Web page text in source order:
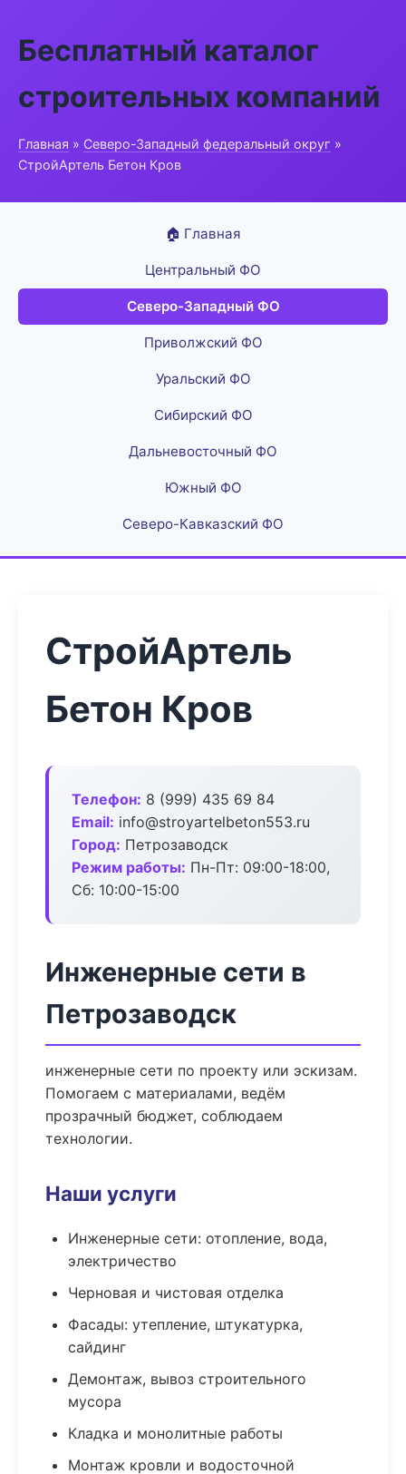
Бесплатный каталог
строительных компаний
Главная » Северо-Западный федеральный округ »
СтройАртель Бетон Кров
🏠 Главная
Центральный ФО
Северо-Западный ФО
Приволжский ФО
Уральский ФО
Сибирский ФО
Дальневосточный ФО
Южный ФО
Северо-Кавказский ФО
СтройАртель
Бетон Кров
Телефон: 8 (999) 435 69 84
Email: info@stroyartelbeton553.ru
Город: Петрозаводск
Режим работы: Пн-Пт: 09:00-18:00,
Сб: 10:00-15:00
Инженерные сети в
Петрозаводск
инженерные сети по проекту или эскизам.
Помогаем с материалами, ведём
прозрачный бюджет, соблюдаем
технологии.
Наши услуги
Инженерные сети: отопление, вода,
электричество
Черновая и чистовая отделка
Фасады: утепление, штукатурка,
сайдинг
Демонтаж, вывоз строительного
мусора
Кладка и монолитные работы
Монтаж кровли и водосточной